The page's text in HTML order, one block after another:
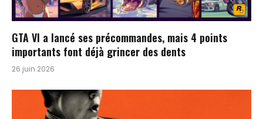
GTA VI a lancé ses précommandes, mais 4 points
importants font déjà grincer des dents
26 juin 2026